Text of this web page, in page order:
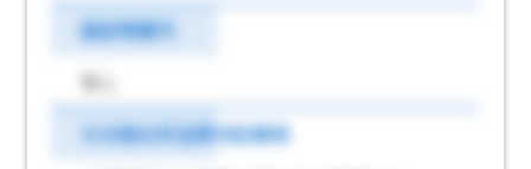
固定残業代
なし
その他の手当等付記事項